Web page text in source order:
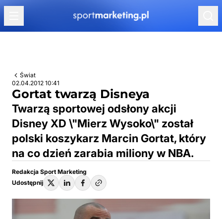
Przejdź do treści
Świat
02.04.2012 10:41
Gortat twarzą Disneya
Twarzą sportowej odsłony akcji
Disney XD \"Mierz Wysoko\" został
polski koszykarz Marcin Gortat, który
na co dzień zarabia miliony w NBA.
Redakcja Sport Marketing
Udostępnij